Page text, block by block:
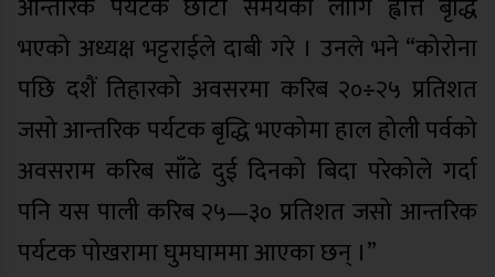
आन्तरिक पर्यटक छोटो समयको लागि ह्वात्तै बृद्धि
भएको अध्यक्ष भट्टराईले दाबी गरे । उनले भने “कोरोना
पछि दशैं तिहारको अवसरमा करिब २०÷२५ प्रतिशत
जसो आन्तरिक पर्यटक बृद्धि भएकोमा हाल होली पर्वको
अवसराम करिब साँढे दुई दिनको बिदा परेकोले गर्दा
पनि यस पाली करिब २५—३० प्रतिशत जसो आन्तरिक
पर्यटक पोखरामा घुमघाममा आएका छन् ।”